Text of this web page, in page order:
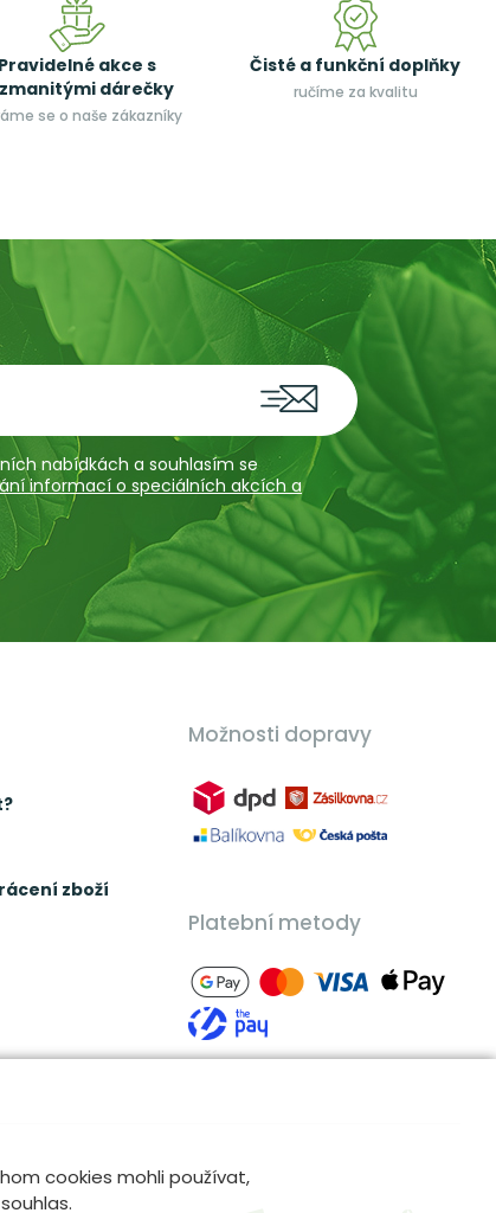
Pravidelné akce s
dárečky
se o naše zákazníky
Čisté a funkční doplňky
ručíme za kvalitu
nabídkách a souhlasím se
informací o speciálních akcích a
zboží
Možnosti dopravy
Platební metody
cookies mohli používat,